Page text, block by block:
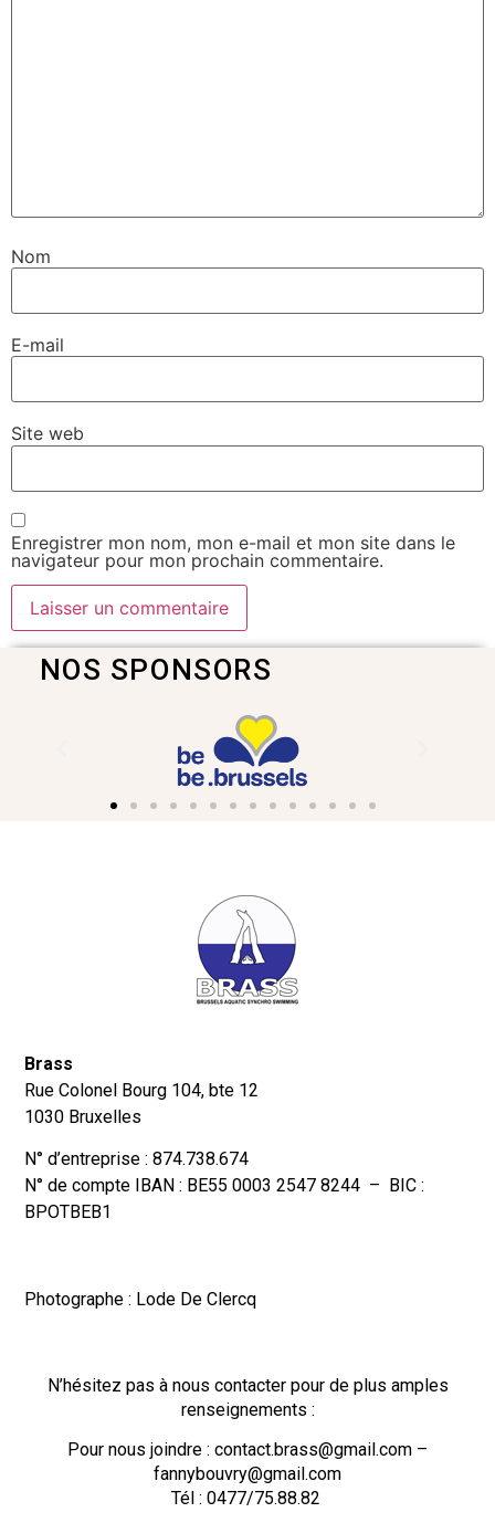
Nom
E-mail
Site web
Enregistrer mon nom, mon e-mail et mon site dans le
navigateur pour mon prochain commentaire.
NOS SPONSORS
Brass
Rue Colonel Bourg 104, bte 12
1030 Bruxelles
N° d’entreprise : 874.738.674
N° de compte IBAN : BE55 0003 2547 8244 – BIC :
BPOTBEB1
Photographe : Lode De Clercq
N’hésitez pas à nous contacter pour de plus amples
renseignements :
Pour nous joindre : contact.brass@gmail.com –
fannybouvry@gmail.com
Tél : 0477/75.88.82